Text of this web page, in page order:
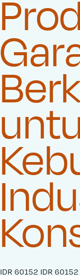
S
IDR 60152 O
IDR 60152